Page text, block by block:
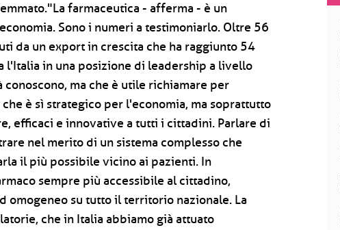
farmaceutica - afferma - è un
Sono i numeri a testimoniarlo. Oltre 56
da un export in crescita che ha raggiunto 54
in una posizione di leadership a livello
ma che è utile richiamare per
è sì strategico per l'economia, ma soprattutto
efficaci e innovative a tutti i cittadini. Parlare di
nel merito di un sistema complesso che
il più possibile vicino ai pazienti. In
sempre più accessibile al cittadino,
omogeneo su tutto il territorio nazionale. La
che in Italia abbiamo già attuato